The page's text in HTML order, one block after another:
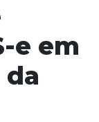
e em
da